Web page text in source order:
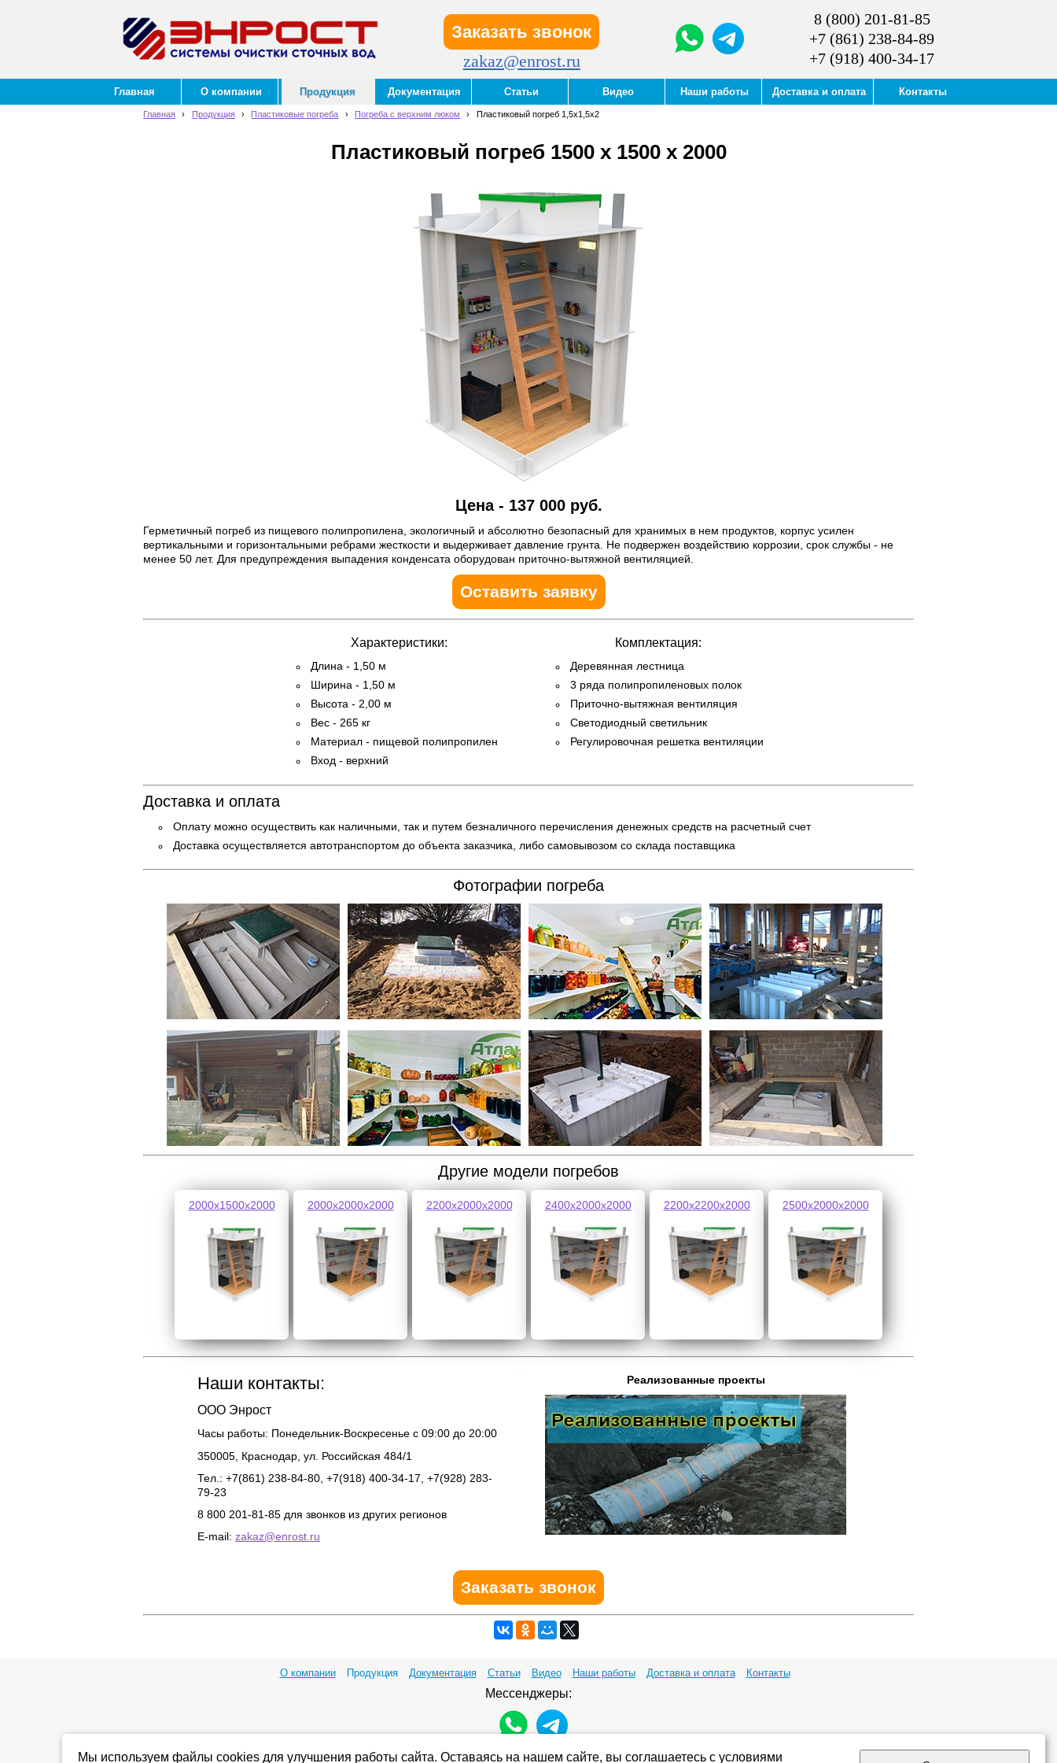
Заказать звонок
zakaz@enrost.ru
8 (800) 201-81-85
+7 (861) 238-84-89
+7 (918) 400-34-17
Главная О компании Продукция Документация Статьи Видео Наши работы Доставка и оплата Контакты
Главная › Продукция › Пластиковые погреба › Погреба с верхним люком › Пластиковый погреб 1,5х1,5х2
Пластиковый погреб 1500 х 1500 х 2000
Цена - 137 000 руб.
Герметичный погреб из пищевого полипропилена, экологичный и абсолютно безопасный для хранимых в нем продуктов, корпус усилен
вертикальными и горизонтальными ребрами жесткости и выдерживает давление грунта. Не подвержен воздействию коррозии, срок службы - не
менее 50 лет. Для предупреждения выпадения конденсата оборудован приточно-вытяжной вентиляцией.
Оставить заявку
Характеристики:
Длина - 1,50 м
Ширина - 1,50 м
Высота - 2,00 м
Вес - 265 кг
Материал - пищевой полипропилен
Вход - верхний
Комплектация:
Деревянная лестница
3 ряда полипропиленовых полок
Приточно-вытяжная вентиляция
Светодиодный светильник
Регулировочная решетка вентиляции
Доставка и оплата
Оплату можно осуществить как наличными, так и путем безналичного перечисления денежных средств на расчетный счет
Доставка осуществляется автотранспортом до объекта заказчика, либо самовывозом со склада поставщика
Фотографии погреба
Другие модели погребов
2000х1500х2000 2000х2000х2000 2200х2000х2000 2400х2000х2000 2200х2200х2000 2500х2000х2000
Наши контакты:
ООО Энрост
Часы работы: Понедельник-Воскресенье с 09:00 до 20:00
350005 Краснодар ул. Российская 484/1
Тел.: +7(861) 238-84-80, +7(918) 400-34-17, +7(928) 283-
79-23
8 800 201-81-85 для звонков из других регионов
E-mail: zakaz@enrost.ru
Реализованные проекты
Заказать звонок
О компании Продукция Документация Статьи Видео Наши работы Доставка и оплата Контакты
Мессенджеры:
8 800 201-81-85
Мы используем файлы cookies для улучшения работы сайта. Оставаясь на нашем сайте, вы соглашаетесь с условиями